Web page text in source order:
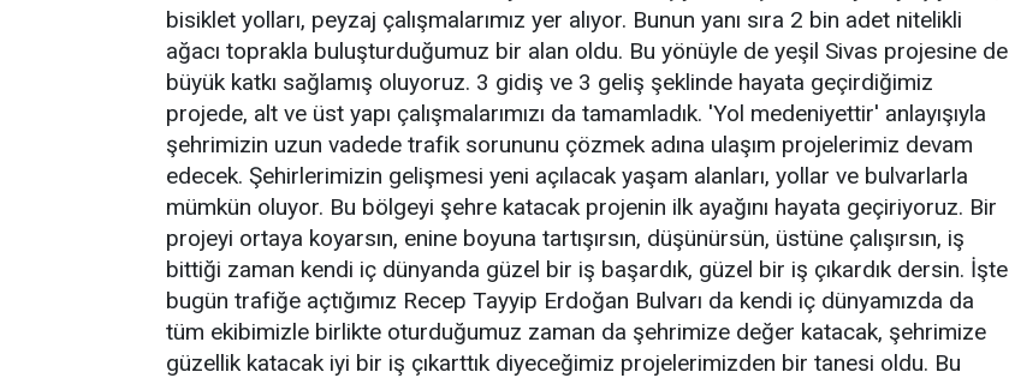
bisiklet yolları, peyzaj çalışmalarımız yer alıyor. Bunun yanı sıra 2 bin adet nitelikli
ağacı toprakla buluşturduğumuz bir alan oldu. Bu yönüyle de yeşil Sivas projesine de
büyük katkı sağlamış oluyoruz. 3 gidiş ve 3 geliş şeklinde hayata geçirdiğimiz
projede, alt ve üst yapı çalışmalarımızı da tamamladık. 'Yol medeniyettir' anlayışıyla
şehrimizin uzun vadede trafik sorununu çözmek adına ulaşım projelerimiz devam
edecek. Şehirlerimizin gelişmesi yeni açılacak yaşam alanları, yollar ve bulvarlarla
mümkün oluyor. Bu bölgeyi şehre katacak projenin ilk ayağını hayata geçiriyoruz. Bir
projeyi ortaya koyarsın, enine boyuna tartışırsın, düşünürsün, üstüne çalışırsın, iş
bittiği zaman kendi iç dünyanda güzel bir iş başardık, güzel bir iş çıkardık dersin. İşte
bugün trafiğe açtığımız Recep Tayyip Erdoğan Bulvarı da kendi iç dünyamızda da
tüm ekibimizle birlikte oturduğumuz zaman da şehrimize değer katacak, şehrimize
güzellik katacak iyi bir iş çıkarttık diyeceğimiz projelerimizden bir tanesi oldu. Bu